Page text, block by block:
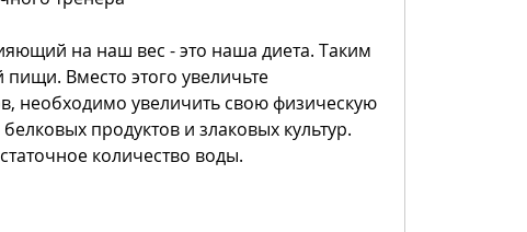
на наш вес - это наша диета. Таким
Вместо этого увеличьте
необходимо увеличить свою физическую
продуктов и злаковых культур.
количество воды.